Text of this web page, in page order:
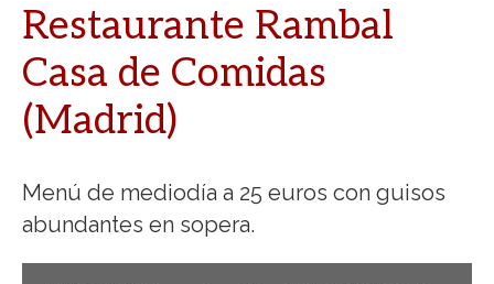
Restaurante Rambal
Casa de Comidas
(Madrid)
Menú de mediodía a 25 euros con guisos
abundantes en sopera.